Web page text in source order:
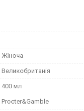
Жіноча
Великобританія
400 мл
Procter&Gamble